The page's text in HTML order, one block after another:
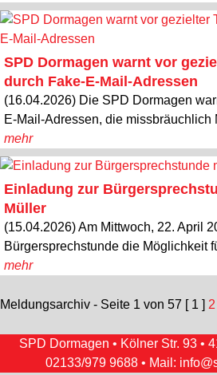
SPD Dormagen warnt vor
durch Fake-E-Mail-Adressen
(16.04.2026) Die SPD Dormagen
E-Mail-Adressen, die missbräuchlich
mehr
Einladung zur
Müller
(15.04.2026) Am Mittwoch, 22. April
Bürgersprechstunde die Möglichkeit
mehr
Meldungsarchiv - Seite 1 von 57 [ 1 ] 2
SPD Dormagen • Kölner Str. 93 •
02133/979 9688• Mail: